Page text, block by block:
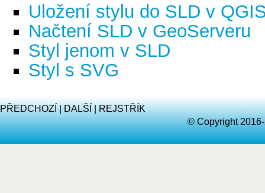
Uložení stylu do SLD v
Načtení SLD v GeoServeru
Styl jenom v SLD
Styl s SVG
PŘEDCHOZÍ|DALŠÍ|REJSTŘÍK
© Copyright